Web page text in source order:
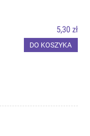
5,30 zł
DO KOSZYKA